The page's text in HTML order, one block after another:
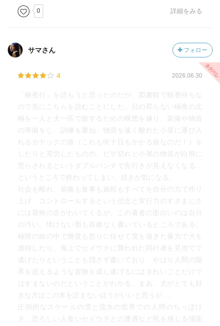
0 詳細をみる
サマさん フォロー
4 2026.06.30
「極夜行」を読もうと思ったのだが、図書館で順番待ちな
ので先にこちらを読むことにした。日の昇らない極夜の北
極を一人と犬一匹で旅するための構想を練り、装備や物資
の準備をし、訓練を重ね、物資を遠く離れた小屋に運び入
れるカヤックの旅（これも何十日もかかる旅なのだ！）を
したりと苦労したものの、ビザ切れと小屋の物資が白熊に
荒らされるというダブルパンチで先行きが見えなくなる…
というところで終わってしまい、続きが気になる。
社会を離れ、装備も食事も旅程もすべてを自分の力で作り
上げ、コントロールするという信念と実行力のすさまじさ
には畏怖の念がわいてくるが、この著者の面白いのは自分
の汚い、情けない面も容赦なく書いているところである。
極限の旅の中で幾度も怒りに任せて度を過ぎた暴力で犬を
虐待したり、海上でセイウチに襲われた同行者を見捨てて
逃げたりということも隠さず書いており、やはり人間の限
界を超えるような冒険を成し遂げるにはきれいごとだけで
はすまないのだということがわかる。まあ、犬がとても好
きな方はこの本を読まないほうがいいと思うが…。
圧倒的なスケールの雪と流氷の世界での人間のちっぽけ
さ、恐ろしい人食いセイウチとの遭遇など死を感じる場面